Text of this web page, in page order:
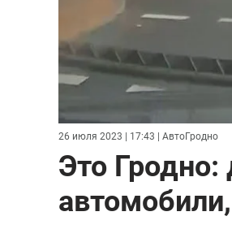
26 июля 2023 | 17:43 | АвтоГродно
Это Гродно: